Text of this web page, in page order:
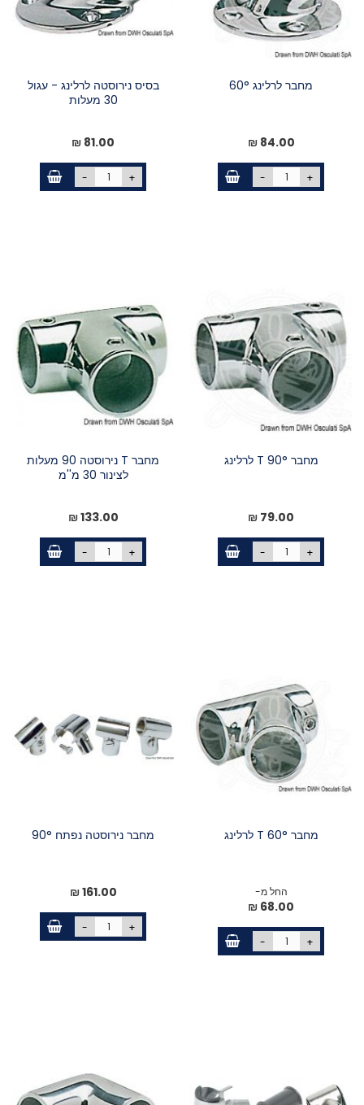
מחבר לרלינג 60°
84.00 ₪
- +
בסיס נירוסטה לרלינג - עגול
30 מעלות
81.00 ₪
- +
מחבר T 90° לרלינג
79.00 ₪
- +
מחבר T נירוסטה 90 מעלות
לצינור 30 מ''מ
133.00 ₪
- +
מחבר T 60° לרלינג
החל מ-
68.00 ₪
- +
מחבר נירוסטה נפתח 90°
161.00 ₪
- +